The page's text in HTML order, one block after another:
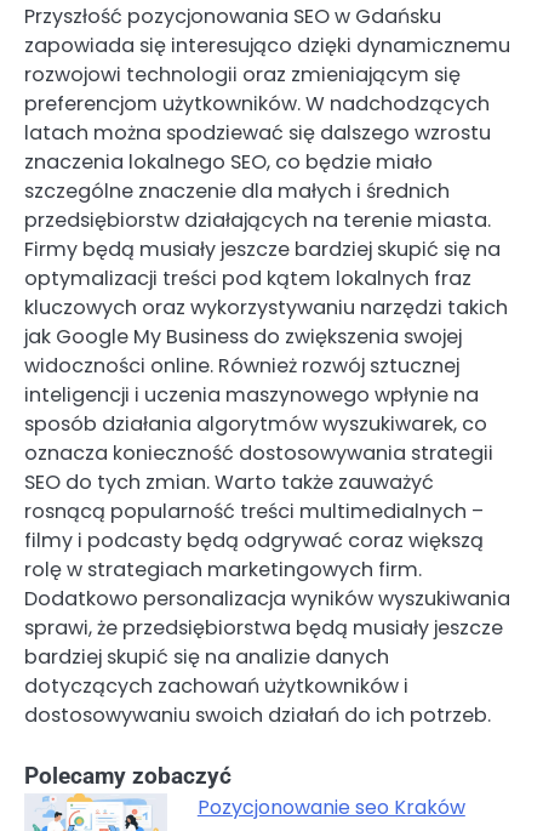
Przyszłość pozycjonowania SEO w Gdańsku
zapowiada się interesująco dzięki dynamicznemu
rozwojowi technologii oraz zmieniającym się
preferencjom użytkowników. W nadchodzących
latach można spodziewać się dalszego wzrostu
znaczenia lokalnego SEO, co będzie miało
szczególne znaczenie dla małych i średnich
przedsiębiorstw działających na terenie miasta.
Firmy będą musiały jeszcze bardziej skupić się na
optymalizacji treści pod kątem lokalnych fraz
kluczowych oraz wykorzystywaniu narzędzi takich
jak Google My Business do zwiększenia swojej
widoczności online. Również rozwój sztucznej
inteligencji i uczenia maszynowego wpłynie na
sposób działania algorytmów wyszukiwarek, co
oznacza konieczność dostosowywania strategii
SEO do tych zmian. Warto także zauważyć
rosnącą popularność treści multimedialnych –
filmy i podcasty będą odgrywać coraz większą
rolę w strategiach marketingowych firm.
Dodatkowo personalizacja wyników wyszukiwania
sprawi, że przedsiębiorstwa będą musiały jeszcze
bardziej skupić się na analizie danych
dotyczących zachowań użytkowników i
dostosowywaniu swoich działań do ich potrzeb.
Polecamy zobaczyć
Pozycjonowanie seo Kraków